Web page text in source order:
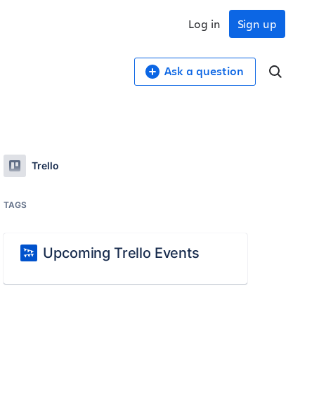
Sign up
Log in
Ask a question
Trello
TAGS
Upcoming Trello Events